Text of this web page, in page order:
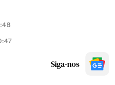
Siga-nos